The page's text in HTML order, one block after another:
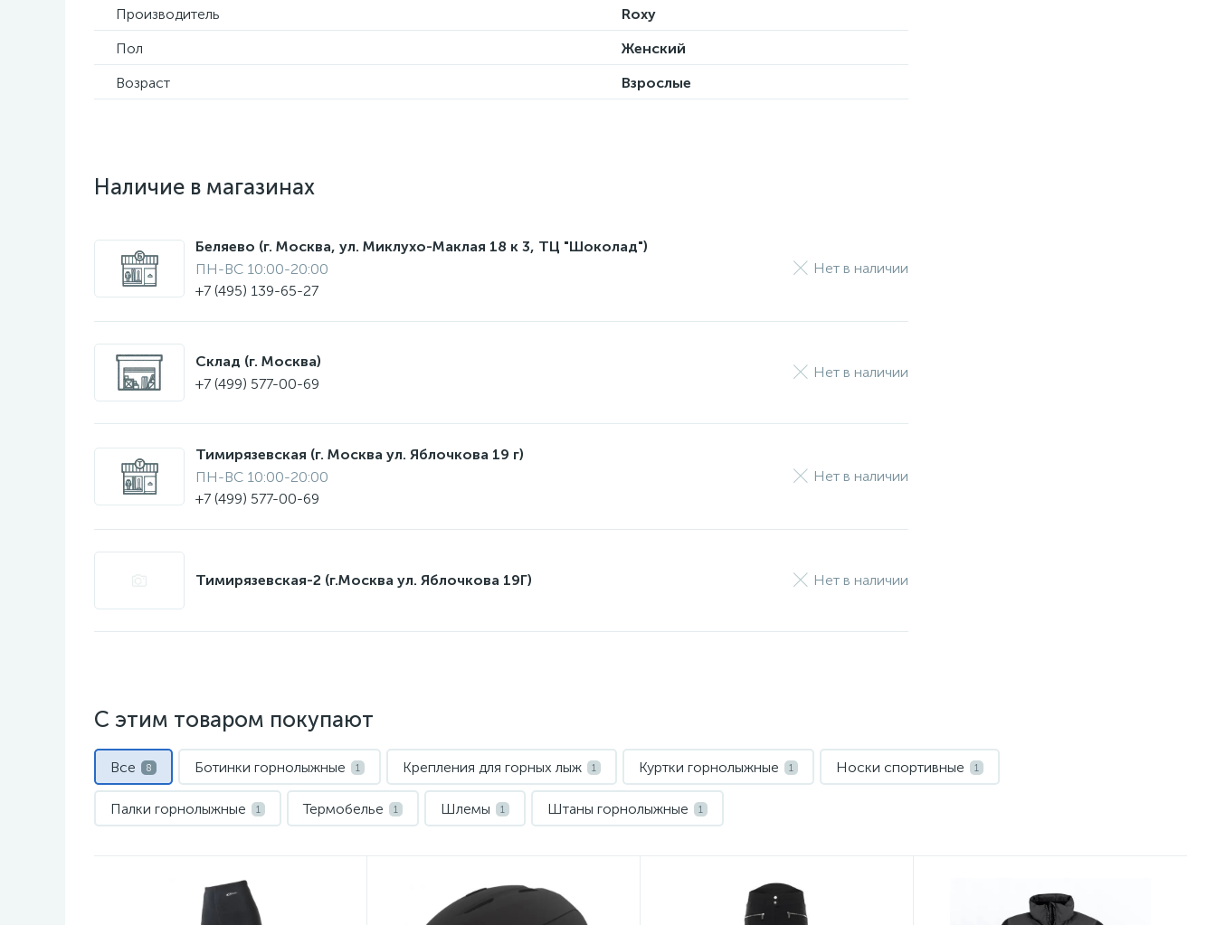
Производитель
Roxy
Пол
Женский
Возраст
Взрослые
Наличие в магазинах
Беляево (г. Москва, ул. Миклухо-Маклая 18 к 3, ТЦ "Шоколад")
ПН-ВС 10:00-20:00
+7 (495) 139-65-27
Нет в наличии
Склад (г. Москва)
+7 (499) 577-00-69
Нет в наличии
Тимирязевская (г. Москва ул. Яблочкова 19 г)
ПН-ВС 10:00-20:00
+7 (499) 577-00-69
Нет в наличии
Тимирязевская-2 (г.Москва ул. Яблочкова 19Г) Нет в наличии
С этим товаром покупают
Все 8 Ботинки горнолыжные 1 Крепления для горных лыж 1 Куртки горнолыжные 1 Носки спортивные 1
Палки горнолыжные 1 Термобелье 1 Шлемы 1 Штаны горнолыжные 1